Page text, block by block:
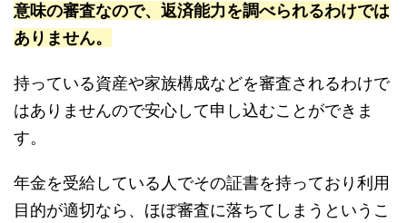
意味の審査なので、返済能力を調べられるわけでは
ありません。
持っている資産や家族構成などを審査されるわけで
はありませんので安心して申し込むことができま
す。
年金を受給している人でその証書を持っており利用
目的が適切なら、ほぼ審査に落ちてしまうというこ